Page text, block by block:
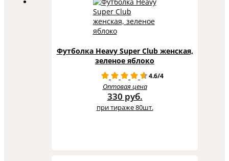
Футболка Heavy Super Club женская,
зеленое яблоко
4.6/4
Оптовая цена
330 руб.
при тираже 80шт.